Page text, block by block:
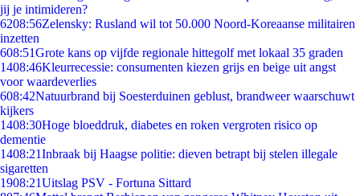
jij je intimideren?
6208:56Zelensky: Rusland wil tot 50.000 Noord-Koreaanse militairen
inzetten
608:51Grote kans op vijfde regionale hittegolf met lokaal 35 graden
1408:46Kleurrecessie: consumenten kiezen grijs en beige uit angst
voor waardeverlies
608:42Natuurbrand bij Soesterduinen geblust, brandweer waarschuwt
kijkers
1408:30Hoge bloeddruk, diabetes en roken vergroten risico op
dementie
1408:21Inbraak bij Haagse politie: dieven betrapt bij stelen illegale
sigaretten
1908:21Uitslag PSV - Fortuna Sittard